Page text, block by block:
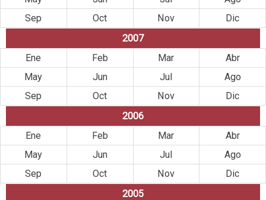
Sep
Oct Nov
Dic
2007
Ene
Feb Mar
Abr
May
Jun Jul
Ago
Sep
Oct Nov
Dic
2006
Ene
Feb Mar
Abr
May
Jun Jul
Ago
Sep
Oct Nov
Dic
2005